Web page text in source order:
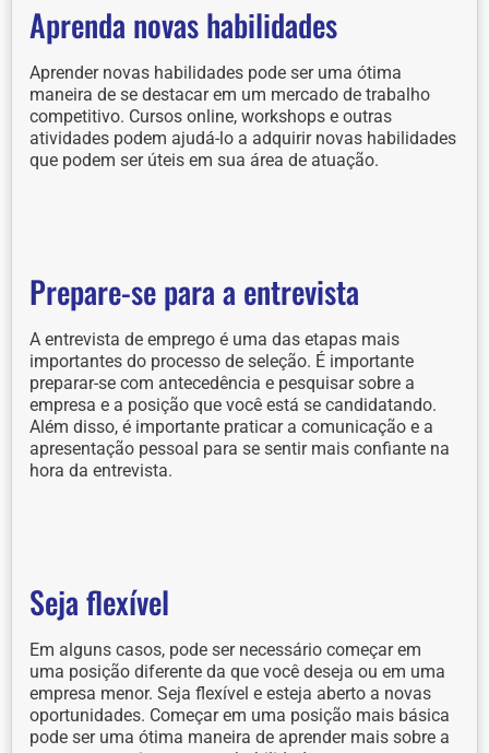
Aprenda novas habilidades
Aprender novas habilidades pode ser uma ótima
maneira de se destacar em um mercado de trabalho
competitivo. Cursos online, workshops e outras
atividades podem ajudá-lo a adquirir novas habilidades
que podem ser úteis em sua área de atuação.
Prepare-se para a entrevista
A entrevista de emprego é uma das etapas mais
importantes do processo de seleção. É importante
preparar-se com antecedência e pesquisar sobre a
empresa e a posição que você está se candidatando.
Além disso, é importante praticar a comunicação e a
apresentação pessoal para se sentir mais confiante na
hora da entrevista.
Seja flexível
Em alguns casos, pode ser necessário começar em
uma posição diferente da que você deseja ou em uma
empresa menor. Seja flexível e esteja aberto a novas
oportunidades. Começar em uma posição mais básica
pode ser uma ótima maneira de aprender mais sobre a